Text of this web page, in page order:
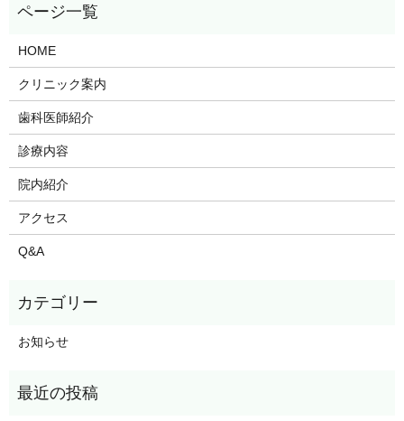
HOME
クリニック案内
歯科医師紹介
診療内容
院内紹介
アクセス
Q&A
お知らせ